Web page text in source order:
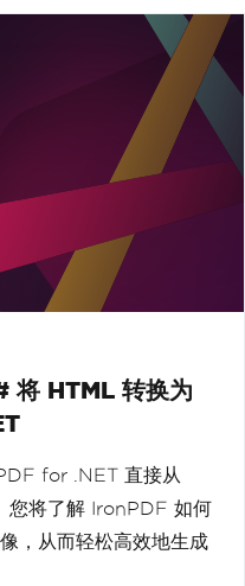
将 HTML 转换为
for .NET 直接从
您将了解 IronPDF 如何
，从而轻松高效地生成